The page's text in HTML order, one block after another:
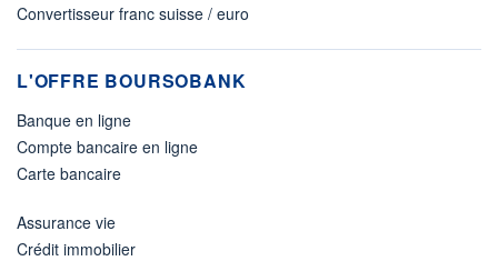
Convertisseur franc suisse / euro
L'OFFRE BOURSOBANK
Banque en ligne
Compte bancaire en ligne
Carte bancaire
Assurance vie
Crédit immobilier